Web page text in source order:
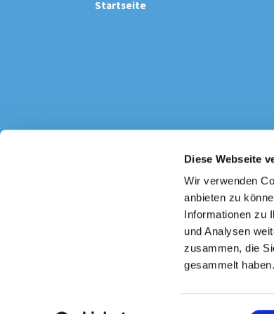
Diese Webseite
Wir verwenden
anbieten zu
Informationen zu
und Analysen
zusammen, die
gesammelt haben.
Startseite